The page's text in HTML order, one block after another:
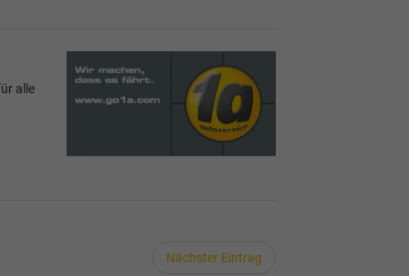
alle
Nächster Eintrag